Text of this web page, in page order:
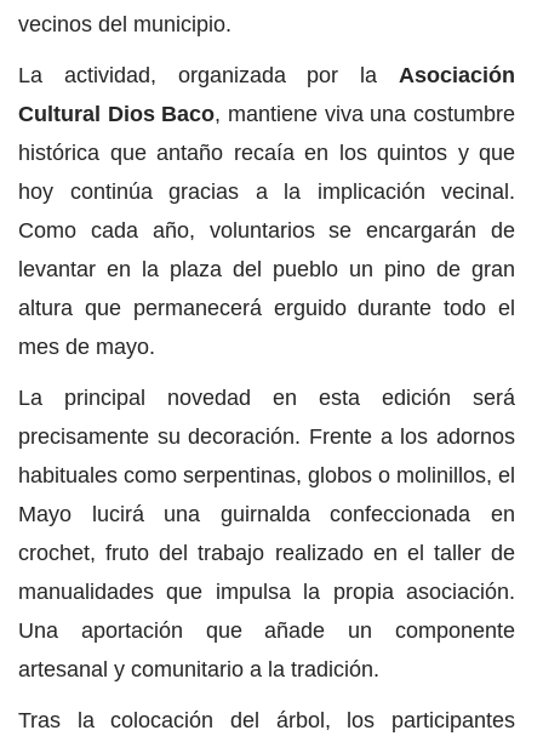
vecinos del municipio.
La actividad, organizada por la Asociación
Cultural Dios Baco, mantiene viva una costumbre
histórica que antaño recaía en los quintos y que
hoy continúa gracias a la implicación vecinal.
Como cada año, voluntarios se encargarán de
levantar en la plaza del pueblo un pino de gran
altura que permanecerá erguido durante todo el
mes de mayo.
La principal novedad en esta edición será
precisamente su decoración. Frente a los adornos
habituales como serpentinas, globos o molinillos, el
Mayo lucirá una guirnalda confeccionada en
crochet, fruto del trabajo realizado en el taller de
manualidades que impulsa la propia asociación.
Una aportación que añade un componente
artesanal y comunitario a la tradición.
Tras la colocación del árbol, los participantes